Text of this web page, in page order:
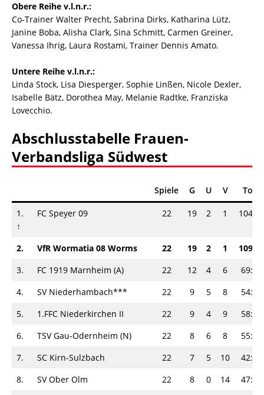
Obere Reihe v.l.n.r.:
Co-Trainer Walter Precht, Sabrina Dirks, Katharina Lütz,
Janine Boba, Alisha Clark, Sina Schmitt, Carmen Greiner,
Vanessa Ihrig, Laura Rostami, Trainer Dennis Amato.
Untere Reihe v.l.n.r.:
Linda Stock, Lisa Diesperger, Sophie Linßen, Nicole Dexler,
Isabelle Bätz, Dorothea May, Melanie Radtke, Franziska
Lovecchio.
Abschlusstabelle Frauen-
Verbandsliga Südwest
Spiele G U V Tore
1.
↑
FC Speyer 09 22 19 2 1 104:24
2. VfR Wormatia 08 Worms 22 19 2 1
109:22
3.
FC 1919 Marnheim (A) 22 12 4 6
69:34
4.
SV Niederhambach*** 22 9 5 8
54:58
5.
1.FFC Niederkirchen II 22 9 4 9
58:51
6.
TSV Gau-Odernheim (N) 22 8 6 8
55:53
7.
SC Kirn-Sulzbach 22 7 5 10
42:55
8.
SV Ober Olm 22 8 0 14
47:69